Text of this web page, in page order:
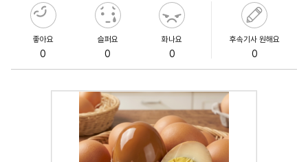
좋아요
0
슬퍼요
0
화나요
0
후속기사 원해요
0